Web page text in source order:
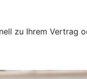
zu Ihrem